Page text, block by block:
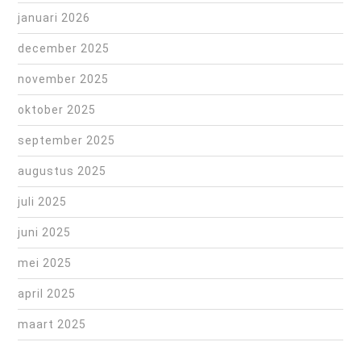
januari 2026
december 2025
november 2025
oktober 2025
september 2025
augustus 2025
juli 2025
juni 2025
mei 2025
april 2025
maart 2025